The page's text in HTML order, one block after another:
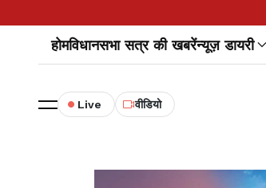
होमविधानसभा सत्र की खबरेंन्यूज़ डायरी
Live वीडियो